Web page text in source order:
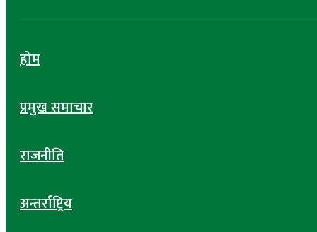
होम
प्रमुख समाचार
राजनीति
अन्तर्राष्ट्रिय